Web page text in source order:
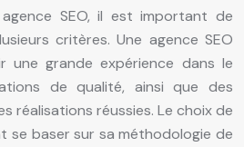
SEO, il est important de
critères. Une agence SEO
une grande expérience dans le
de qualité, ainsi que des
réalisations réussies. Le choix de
se baser sur sa méthodologie de